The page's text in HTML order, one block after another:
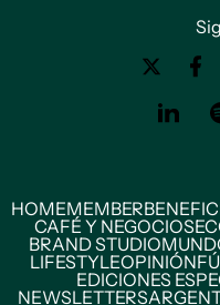
HOMEMEMBER
CAFÉ Y NEGOCIOS
BRAND STUDIO
LIFESTYLEOPINIÓN
EDICIONES
NEWSLETTERS